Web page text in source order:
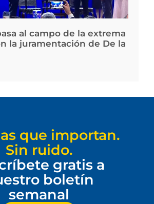
al campo de la extrema
la juramentación de De la
que importan.
Sin ruido.
gratis a
boletín
semanal